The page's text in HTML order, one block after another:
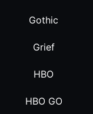
Gothic
Grief
HBO
HBO GO